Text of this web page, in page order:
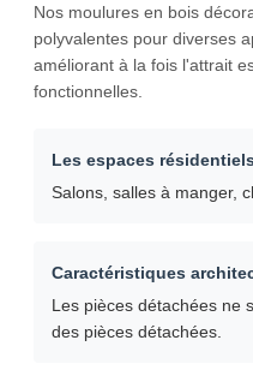
Nos moulures en bois
polyvalentes pour diverses
améliorant à la fois l'attrait
fonctionnelles.
Les espaces
Salons, salles à manger,
Caractéristiques
Les pièces détachées ne
des pièces détachées.